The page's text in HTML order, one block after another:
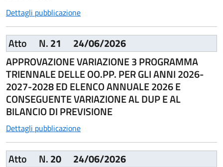
Dettagli pubblicazione
Atto N.21
24/06/2026
APPROVAZIONE VARIAZIONE 3 PROGRAMMA
TRIENNALE DELLE OO.PP. PER GLI ANNI 2026-
2027-2028 ED ELENCO ANNUALE 2026 E
CONSEGUENTE VARIAZIONE AL DUP E AL
BILANCIO DI PREVISIONE
Dettagli pubblicazione
Atto N.20
24/06/2026